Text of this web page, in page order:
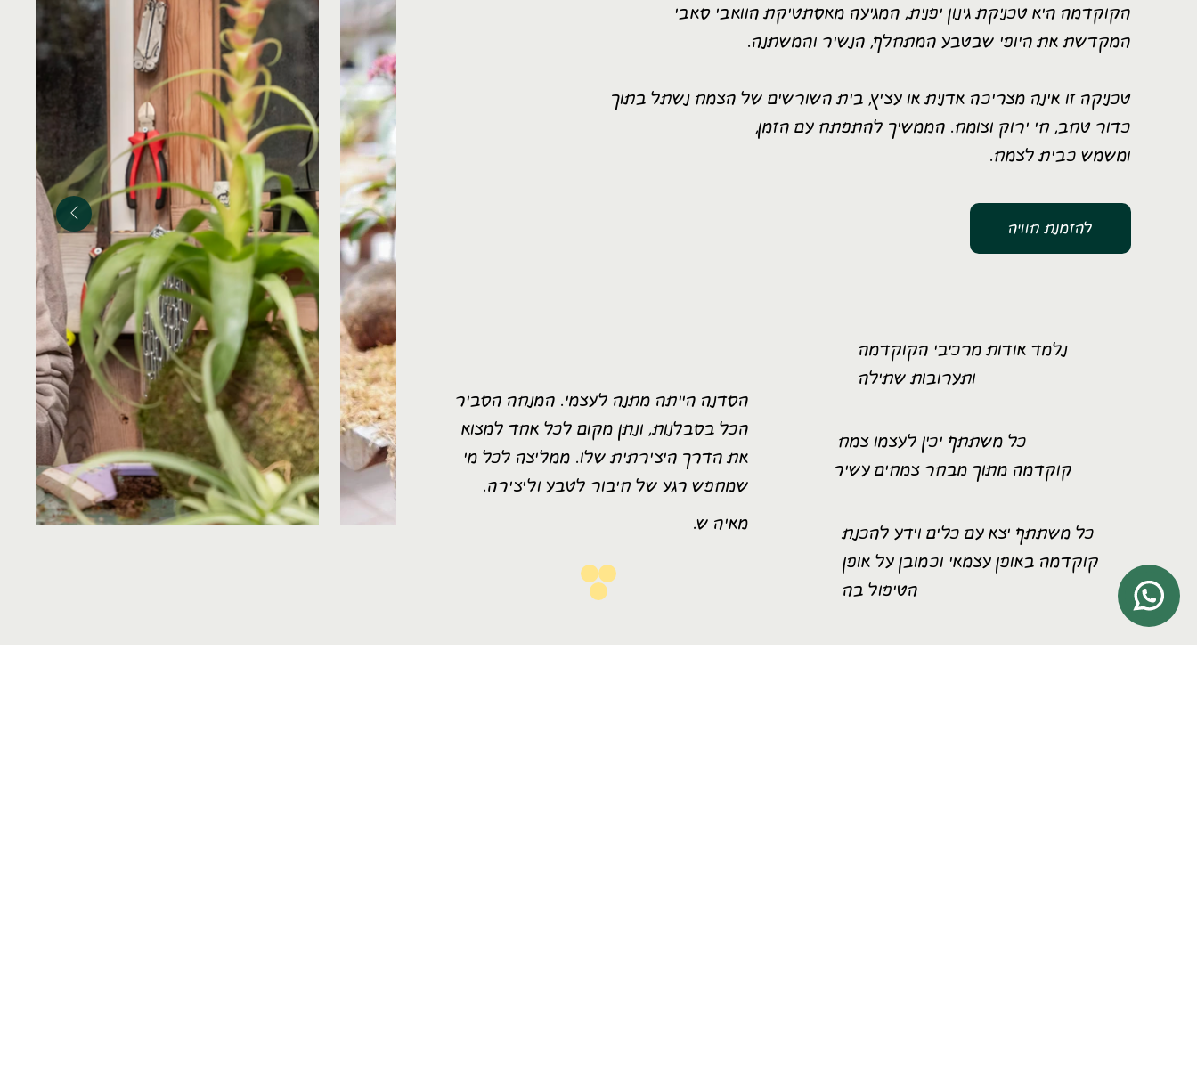
הקוקדמה היא טכניקת גינון יפנית, המגיעה מאסתטיקת הוואבי סאבי
המקדשת את היופי שבטבע המתחלף, הנשיר והמשתנה.
טכניקה זו אינה מצריכה אדנית או עציץ, בית השורשים של הצמח נשתל בתוך
כדור טחב, חי ירוק וצומח. הממשיך להתפתח עם הזמן,
ומשמש כבית לצמח.
להזמנת חוויה
הסדנה הייתה מתנה לעצמי. המנחה הסביר
הכל בסבלנות, ונתן מקום לכל אחד למצוא
את הדרך היצירתית שלו. ממליצה לכל מי
שמחפש רגע של חיבור לטבע וליצירה.
מאיה ש.
נלמד אודות מרכיבי הקוקדמה
ותערובות שתילה
כל משתתף יכין לעצמו צמח
קוקדמה מתוך מבחר צמחים עשיר
כל משתתף יצא עם כלים וידע להכנת
קוקדמה באופן עצמאי וכמובן על אופן
הטיפול בה